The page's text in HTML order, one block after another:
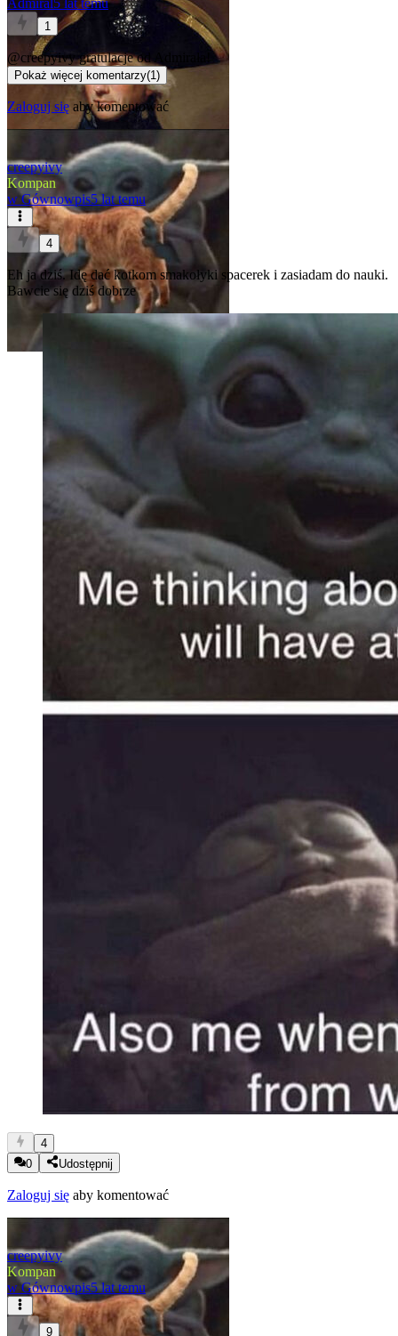
Admiral5 lat temu
1
@creepyivygratulacje od Admirała!
Pokaż więcej komentarzy(1)
Zaloguj się aby komentować
creepyivy
Kompan
w Gównowpis5 lat temu
4
Eh ja dziś. Idę dać kotkom smakołyki spacerek i zasiadam do nauki.
Bawcie się dziś dobrze
4
0
Udostępnij
Zaloguj się aby komentować
creepyivy
Kompan
w Gównowpis5 lat temu
9